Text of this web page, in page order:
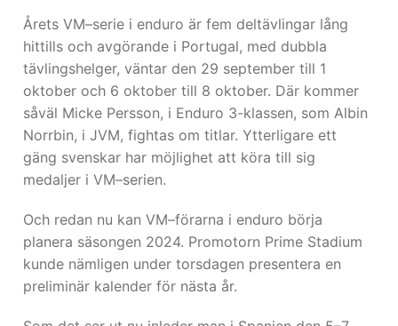
Årets VM–serie i enduro är fem deltävlingar lång
hittills och avgörande i Portugal, med dubbla
tävlingshelger, väntar den 29 september till 1
oktober och 6 oktober till 8 oktober. Där kommer
såväl Micke Persson, i Enduro 3-klassen, som Albin
Norrbin, i JVM, fightas om titlar. Ytterligare ett
gäng svenskar har möjlighet att köra till sig
medaljer i VM–serien.
Och redan nu kan VM–förarna i enduro börja
planera säsongen 2024. Promotorn Prime Stadium
kunde nämligen under torsdagen presentera en
preliminär kalender för nästa år.